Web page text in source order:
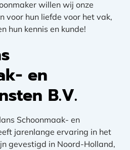
willen wij onze
voor hun liefde voor het vak,
hun kennis en kunde!
en
B.V.
Schoonmaak- en
jarenlange ervaring in het
gevestigd in Noord-Holland,